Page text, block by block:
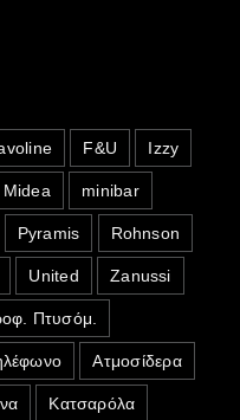
F&U Izzy
Midea minibar
Pyramis Rohnson
United Zanussi
Πτυσόμ.
Ατμοσίδερα
Κατσαρόλα